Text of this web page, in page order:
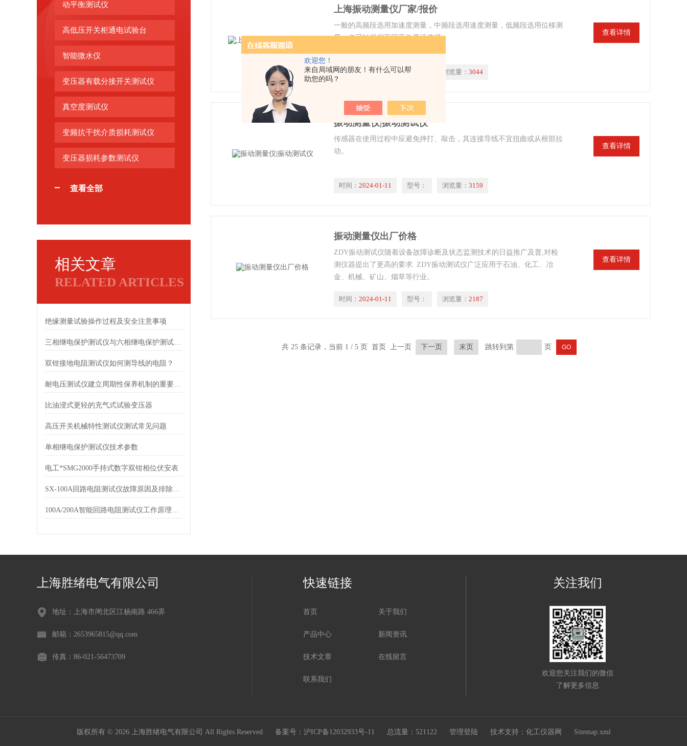
欢迎您！
来自局域网的朋友！有什么可以帮
助您的吗？
动平衡测试仪
高低压开关柜通电试验台
智能微水仪
变压器有载分接开关测试仪
真空度测试仪
变频抗干扰介质损耗测试仪
变压器损耗参数测试仪
查看全部
相关文章
RELATED ARTICLES
绝缘测量试验操作过程及安全注意事项
三相继电保护测试仪与六相继电保护测试仪的区别
双钳接地电阻测试仪如何测导线的电阻？
耐电压测试仪建立周期性保养机制的重要性分享
比油浸式更轻的充气式试验变压器
高压开关机械特性测试仪测试常见问题
单相继电保护测试仪技术参数
电工*SMG2000手持式数字双钳相位伏安表
SX-100A回路电阻测试仪故障原因及排除方法
100A/200A智能回路电阻测试仪工作原理是什么
上海振动测量仪厂家/报价
一般的高频段选用加速度测量，中频段选用速度测量，低频段选用位移测
量。也可以根据不同工件灵活选择。
时间：2024-01-11 型号： 浏览量： 3044
查看详情
振动测量仪|振动测试仪
传感器在使用过程中应避免摔打、敲击，其连接导线不宜扭曲或从根部拉
动。
时间： 2024-01-11 型号： 浏览量： 3159
查看详情
振动测量仪出厂价格
ZDY振动测试仪随着设备故障诊断及状态监测技术的日益推广及普,对检
测仪器提出了更高的要求. ZDY振动测试仪广泛应用于石油、化工、冶
金、机械、矿山、烟草等行业。
时间： 2024-01-11 型号： 浏览量： 2187
查看详情
共 25 条记录，当前 1 / 5 页 首页 上一页 下一页 末页 跳转到第 页
上海胜绪电气有限公司
地址：上海市闸北区江杨南路 466弄
邮箱：2653965815@qq.com
传真：86-021-56473709
快速链接
首页 关于我们
产品中心 新闻资讯
技术文章 在线留言
联系我们
关注我们
欢迎您关注我们的微信
了解更多信息
版权所有 © 2026 上海胜绪电气有限公司 All Rights Reserved 备案号：沪ICP备12032933号-11 总流量：521122 管理登陆技术支持： 化工仪器网 Sitemap.xml